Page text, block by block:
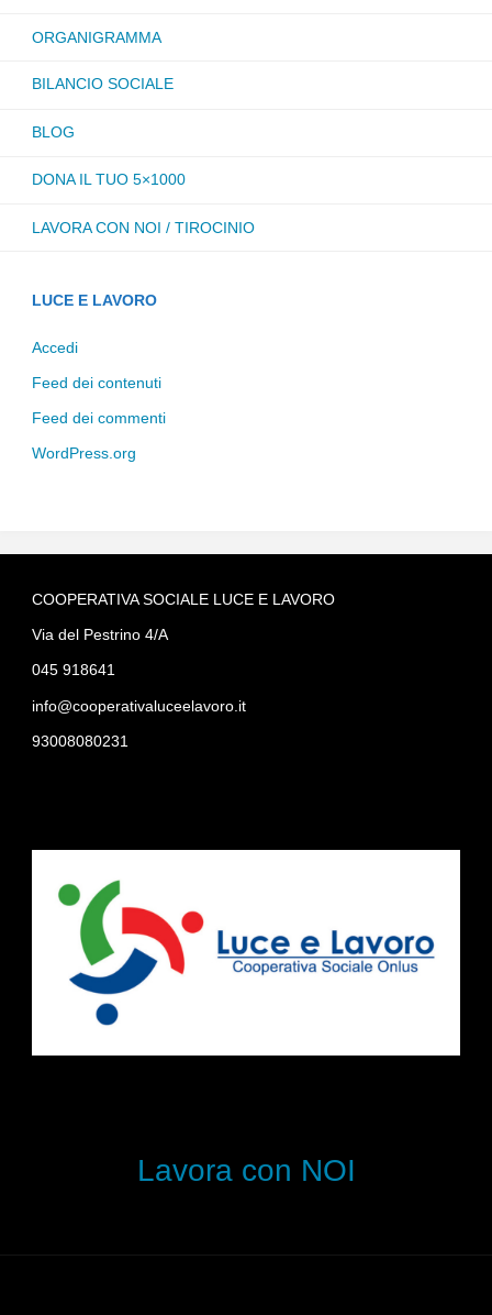
ORGANIGRAMMA
BILANCIO SOCIALE
BLOG
DONA IL TUO 5×1000
LAVORA CON NOI / TIROCINIO
LUCE E LAVORO
Accedi
Feed dei contenuti
Feed dei commenti
WordPress.org
COOPERATIVA SOCIALE LUCE E LAVORO
Via del Pestrino 4/A
045 918641
info@cooperativaluceelavoro.it
93008080231
Lavora con NOI